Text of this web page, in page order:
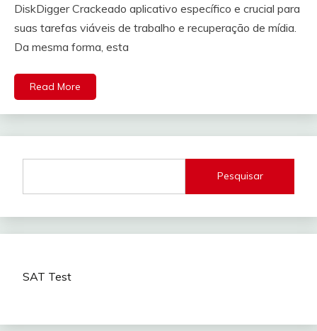
DiskDigger Crackeado aplicativo específico e crucial para
suas tarefas viáveis ​​​​de trabalho e recuperação de mídia.
Da mesma forma, esta
Read More
Pesquisar
SAT Test